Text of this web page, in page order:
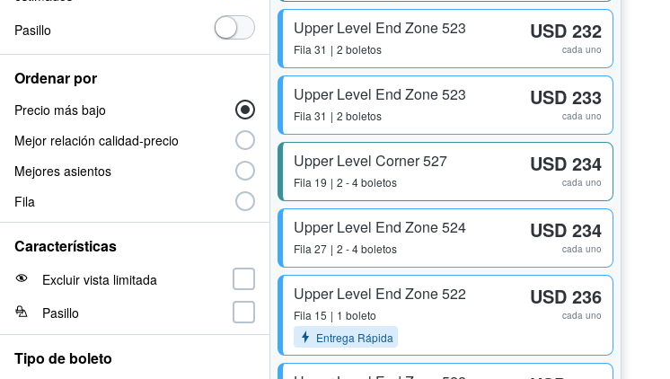
Upper Level End Zone 523
Fila 31 2 boletos
USD 232
cada uno
Upper Level End Zone 523
Fila 31 2 boletos
USD 233
cada uno
Upper Level Corner 527
Fila 19 2 - 4 boletos
USD 234
cada uno
Upper Level End Zone 524
Fila 27 2 - 4 boletos
USD 234
cada uno
Upper Level End Zone 522
Fila 15
1 boleto
Entrega Rápida
USD 236
cada uno
Pasillo
Ordenar por
Precio más bajo
Mejor relación calidad-precio
Mejores asientos
Fila
Características
Excluir vista limitada
Pasillo
Tipo de boleto